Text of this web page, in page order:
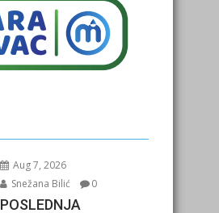
Aug 7, 2026
Snežana Bilić
0
POSLEDNJA